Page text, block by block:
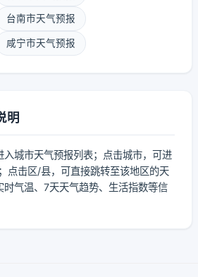
台南市天气预报
咸宁市天气预报
明
入城市天气预报列表；点击城市，可进
点击区/县，可直接跳转至该地区的天
时气温、7天天气趋势、生活指数等信